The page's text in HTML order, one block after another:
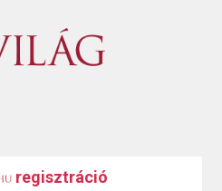
regisztráció